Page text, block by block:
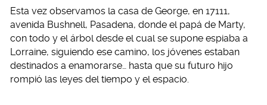
Esta vez observamos la casa de George, en 17111,
avenida Bushnell, Pasadena, donde el papá de Marty,
con todo y el árbol desde el cual se supone espiaba a
Lorraine, siguiendo ese camino, los jóvenes estaban
destinados a enamorarse… hasta que su futuro hijo
rompió las leyes del tiempo y el espacio.